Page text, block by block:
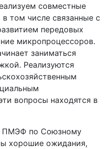
совместные
том числе связанные с
передовых
микропроцессоров.
заниматься
Реализуются
вопросы находятся в
ПМЭФ по Союзному
хорошие ожидания,